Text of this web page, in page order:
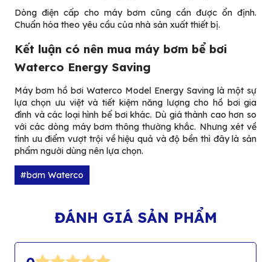
Dòng điện cấp cho máy bơm cũng cần được ổn định.
Chuẩn hóa theo yêu cầu của nhà sản xuất thiết bị.
Kết luận có nên mua máy bơm bể bơi
Waterco Energy Saving
Máy bơm hồ bơi Waterco Model Energy Saving là một sự
lựa chọn ưu việt và tiết kiệm năng lượng cho hồ bơi gia
đình và các loại hình bể bơi khác. Dù giá thành cao hơn so
với các dòng máy bơm thông thường khắc. Nhưng xét về
tính ưu điểm vượt trội về hiệu quả và độ bền thì đây là sản
phẩm người dùng nên lựa chọn.
#bơm Waterco
ĐÁNH GIÁ SẢN PHẨM